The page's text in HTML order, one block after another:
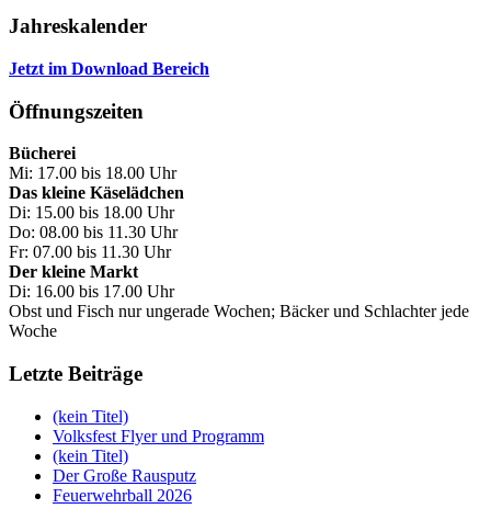
Jahreskalender
Jetzt im Download Bereich
Öffnungszeiten
Bücherei
Mi: 17.00 bis 18.00 Uhr
Das kleine Käselädchen
Di: 15.00 bis 18.00 Uhr
Do: 08.00 bis 11.30 Uhr
Fr: 07.00 bis 11.30 Uhr
Der kleine Markt
Di: 16.00 bis 17.00 Uhr
Obst und Fisch nur ungerade Wochen; Bäcker und Schlachter jede
Woche
Letzte Beiträge
(kein Titel)
Volksfest Flyer und Programm
(kein Titel)
Der Große Rausputz
Feuerwehrball 2026